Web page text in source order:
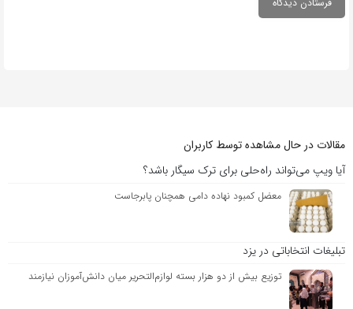
مقالات در حال مشاهده توسط کاربران
آیا ویپ می‌تواند راه‌حلی برای ترک سیگار باشد؟
معضل کمبود نهاده دامی همچنان پابرجاست
تبلیغات انتخاباتی در یزد
توزیع بیش از دو هزار بسته لوازم‌التحریر میان دانش‌آموزان نیازمند